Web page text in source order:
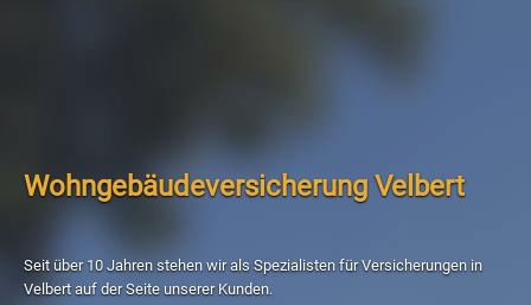
Wohngebäudeversicherung Velbert
Seit über 10 Jahren stehen wir als Spezialisten für Versicherungen in
Velbert auf der Seite unserer Kunden.